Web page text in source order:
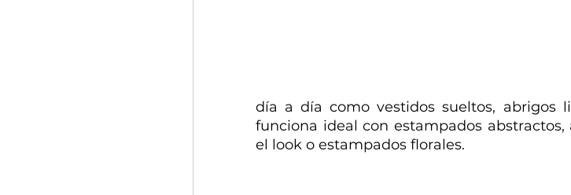
día a día como vestidos sueltos, abrigos
funciona ideal con estampados
el look o estampados florales.